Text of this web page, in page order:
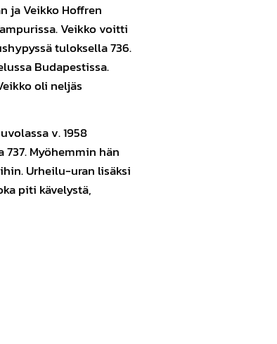
ja Veikko Hoffren
Veikko voitti
tuloksella 736.
Budapestissa.
oli neljäs
v. 1958
Myöhemmin hän
Urheilu-uran lisäksi
piti kävelystä,